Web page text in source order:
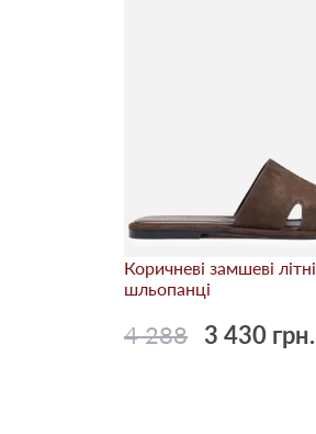
Коричневі замшеві літні
шльопанці
4 288 3 430 грн.